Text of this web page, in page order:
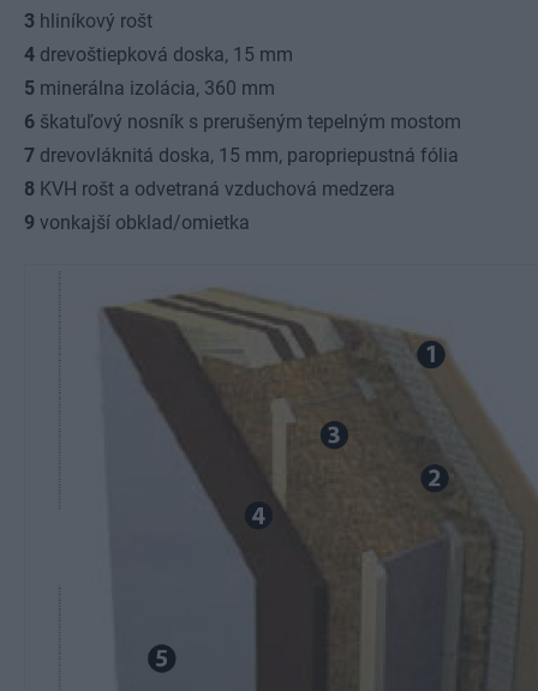
3 hliníkový rošt
4 drevoštiepková doska, 15 mm
5 minerálna izolácia, 360 mm
6 škatuľový nosník s prerušeným tepelným mostom
7 drevovláknitá doska, 15 mm, paropriepustná fólia
8 KVH rošt a odvetraná vzduchová medzera
9 vonkajší obklad/omietka